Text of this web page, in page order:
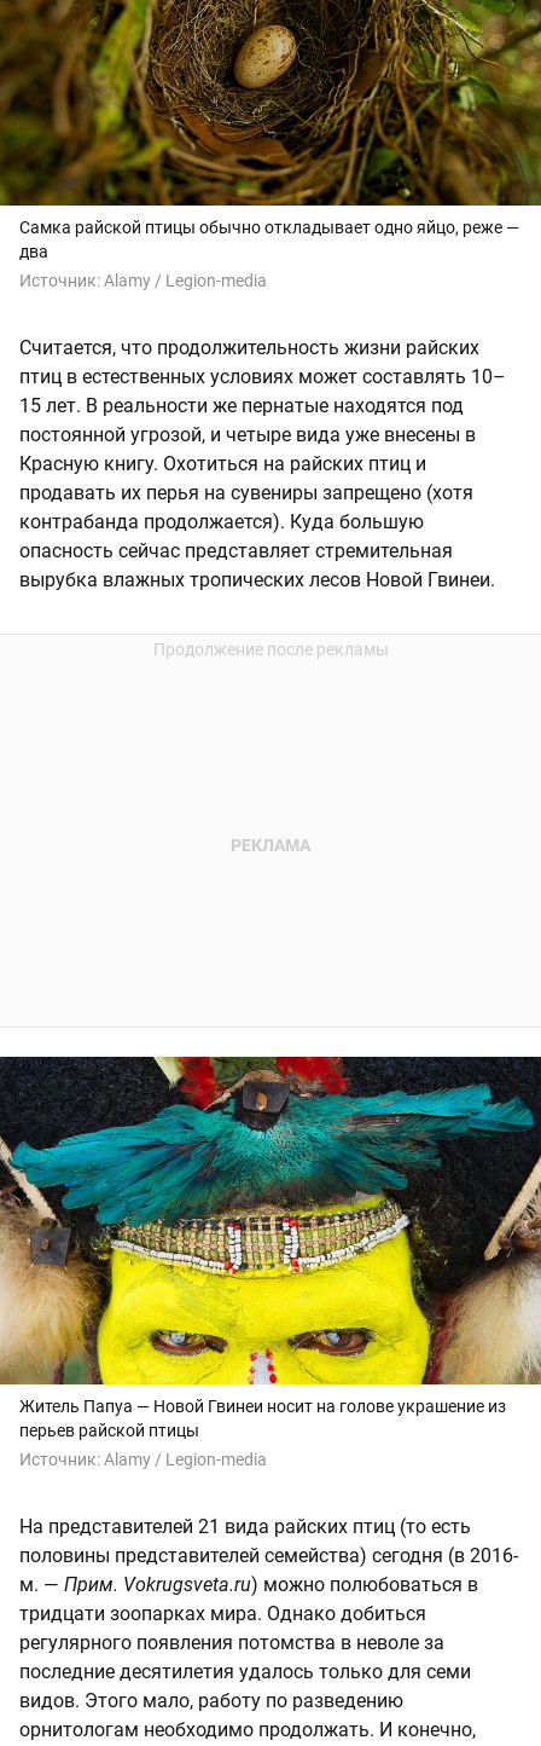
Самка райской птицы обычно откладывает одно яйцо, реже —
два
Источник:Alamy / Legion-media
Считается, что продолжительность жизни райских
птиц в естественных условиях может составлять 10–
15 лет. В реальности же пернатые находятся под
постоянной угрозой, и четыре вида уже внесены в
Красную книгу. Охотиться на райских птиц и
продавать их перья на сувениры запрещено (хотя
контрабанда продолжается). Куда большую
опасность сейчас представляет стремительная
вырубка влажных тропических лесов Новой Гвинеи.
Житель Папуа — Новой Гвинеи носит на голове украшение из
перьев райской птицы
Источник:Alamy / Legion-media
На представителей 21 вида райских птиц (то есть
половины представителей семейства) сегодня (в 2016-
м. — Прим. Vokrugsveta.ru) можно полюбоваться в
тридцати зоопарках мира. Однако добиться
регулярного появления потомства в неволе за
последние десятилетия удалось только для семи
видов. Этого мало, работу по разведению
орнитологам необходимо продолжать. И конечно,